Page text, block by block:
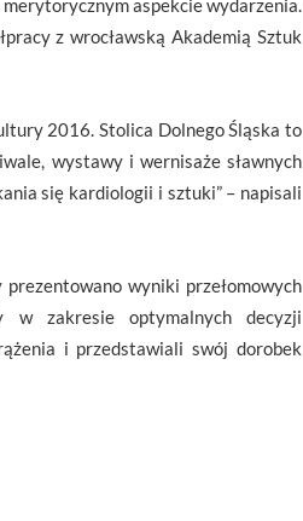
z wrocławską Akademią Sztuk
2016. Stolica Dolnego Śląska to
wystawy i wernisaże sławnych
się kardiologii i sztuki” – napisali
wyniki przełomowych
w zakresie optymalnych decyzji
i przedstawiali swój dorobek